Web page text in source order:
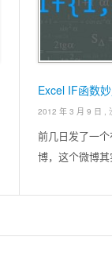
Excel IF函数
2012 年 3 月 9 日 ,
前几日发了一
博，这个微博